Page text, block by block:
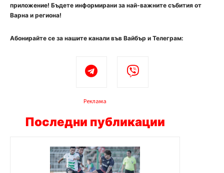
приложение! Бъдете информирани за най-важните събития от
Варна и региона!
Абонирайте се за нашите канали във Вайбър и Телеграм:
Реклама
Последни публикации